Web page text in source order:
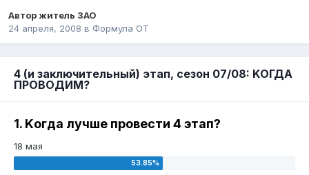
Автор житель ЗАО
24 апреля, 2008 в Формула ОТ
4 (и заключительный) этап, сезон 07/08: KОГДА
ПРОВОДИМ?
1. Kогда лучше провести 4 этап?
18 мая